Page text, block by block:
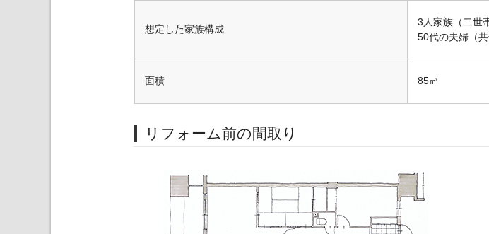
想定した家族構成
3人家族（二世帯
50代の夫婦（
面積 85㎡
リフォーム前の間取り